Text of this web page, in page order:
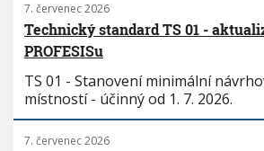
7. červenec 2026
Technický standard TS 01 -
PROFESISu
TS 01 - Stanovení minimální
místností - účinný od 1. 7. 2026.
7. červenec 2026